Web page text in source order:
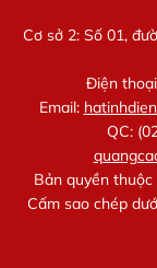
Cơ sở 2: Số 01,
Điện
Email:
QC:
Bản quyền
Cấm sao chép